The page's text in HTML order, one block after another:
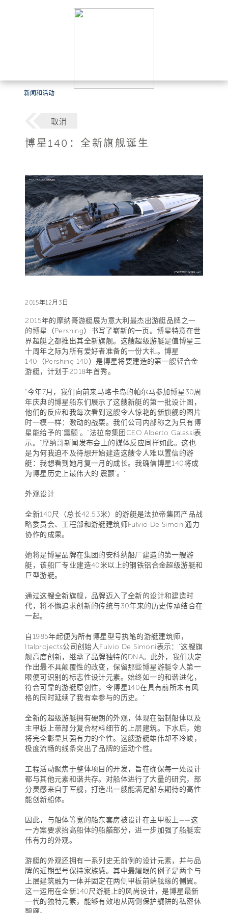
新闻和活动
取消
博星140：全新旗舰诞生
2015年12月3日
2015年的摩纳哥游艇展为意大利最杰出游艇品牌之一
的博星（Pershing）书写了崭新的一页。博星特意在世
界超艇之都推出其全新旗舰。这艘超级游艇是值博星三
十周年之际为所有爱好者准备的一份大礼。博星
140（Pershing 140）是博星将要建造的第一艘轻合金
游艇，计划于2018年首秀。
“今年7月，我们向前来马略卡岛的帕尔马参加博星30周
年庆典的博星船东们展示了这艘新艇的第一批设计图，
他们的反应和我每次看到这艘令人惊艳的新旗舰的图片
时一模一样：激动的战栗。我们公司内部称之为只有博
星能给予的‘震颤’。”法拉帝集团CEO Alberto Galassi表
示。“摩纳哥新闻发布会上的媒体反应同样如此。这也
是为何我迫不及待想开始建造这艘令人难以置信的游
艇：我想看到她月复一月的成长。我确信博星140将成
为博星历史上最伟大的‘震颤’。”
外观设计
全新140尺（总长42.53米）的游艇是法拉帝集团产品战
略委员会、工程部和游艇建筑师Fulvio De Simoni通力
协作的成果。
她将是博星品牌在集团的安科纳船厂建造的第一艘游
艇，该船厂专业建造40米以上的钢铁铝合金超级游艇和
巨型游艇。
通过这艘全新旗舰，品牌迈入了全新的设计和建造时
代，将不懈追求创新的传统与30年来的历史传承结合在
一起。
自1985年起便为所有博星型号执笔的游艇建筑师，
Italprojects公司创始人Fulvio De Simoni表示：“这艘旗
舰高度创新，继承了品牌独特的DNA。此外，我们决定
作出最不具颠覆性的改变，保留那些博星游艇令人第一
眼便可识别的标志性设计元素。始终如一的和谐进化，
符合可靠的游艇原创性，令博星140在具有前所未有风
格的同时延续了我有幸参与的历史。”
全新的超级游艇拥有硬朗的外观，体现在铝制船体以及
主甲板上带部分复合材料细节的上层建筑。下水后，她
将完全彰显其强有力的个性。这艘游艇雄伟却不冷峻，
极度流畅的线条突出了品牌的运动个性。
工程活动聚焦于整体项目的开发，旨在确保每一处设计
都与其他元素和谐共存。对船体进行了大量的研究，部
分灵感来自于军舰，打造出一艘能满足船东期待的高性
能创新船体。
因此，与船体等宽的船东套房被设计在主甲板上——这
一方案要求抬高船体的船艏部分，进一步加强了船艇宏
伟有力的外观。
游艇的外观还拥有一系列史无前例的设计元素，并与品
牌的近期型号保持家族感。其中最耀眼的例子是两个与
上层建筑融为一体并固定在两侧甲板前端舷缘的侧翼。
这一运用在全新140尺游艇上的风尚设计，是博星最新
一代的独特元素，能够有效地从两侧保护艉阱的私密休